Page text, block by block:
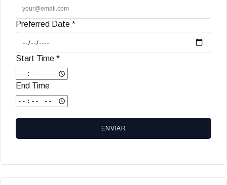
Preferred Date *
Start Time *
End Time
ENVIAR